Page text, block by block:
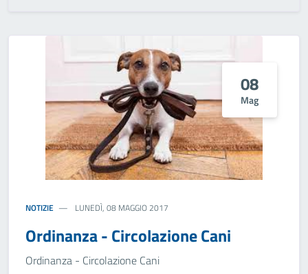
08
Mag
NOTIZIE LUNEDÌ, 08 MAGGIO 2017
Ordinanza - Circolazione Cani
Ordinanza - Circolazione Cani